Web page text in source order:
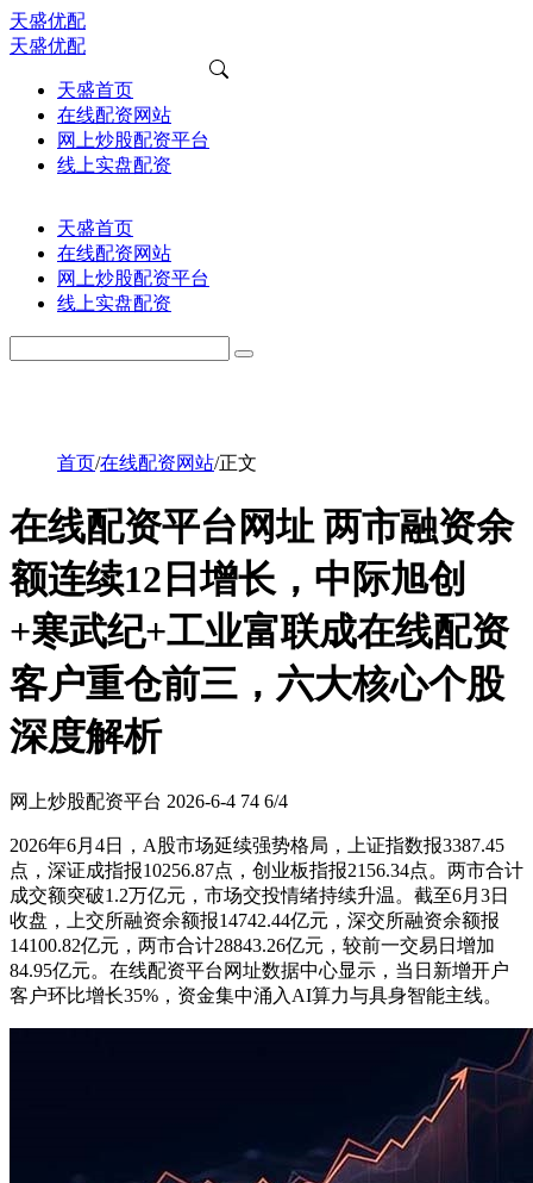
天盛优配
天盛优配
天盛首页
在线配资网站
网上炒股配资平台
线上实盘配资
天盛首页
在线配资网站
网上炒股配资平台
线上实盘配资
首页/在线配资网站/正文
在线配资平台网址 两市融资余
额连续12日增长，中际旭创
+寒武纪+工业富联成在线配资
客户重仓前三，六大核心个股
深度解析
网上炒股配资平台 2026-6-4 74 6/4
2026年6月4日，A股市场延续强势格局，上证指数报3387.45
点，深证成指报10256.87点，创业板指报2156.34点。两市合计
成交额突破1.2万亿元，市场交投情绪持续升温。截至6月3日
收盘，上交所融资余额报14742.44亿元，深交所融资余额报
14100.82亿元，两市合计28843.26亿元，较前一交易日增加
84.95亿元。在线配资平台网址数据中心显示，当日新增开户
客户环比增长35%，资金集中涌入AI算力与具身智能主线。